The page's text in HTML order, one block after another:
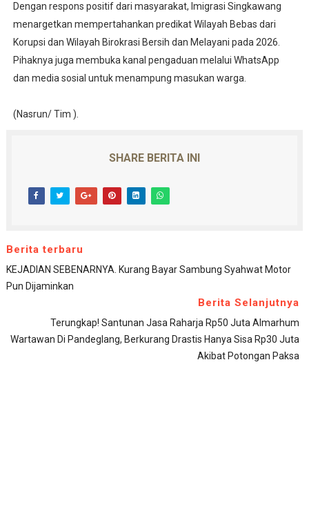
Dengan respons positif dari masyarakat, Imigrasi Singkawang
menargetkan mempertahankan predikat Wilayah Bebas dari
Korupsi dan Wilayah Birokrasi Bersih dan Melayani pada 2026.
Pihaknya juga membuka kanal pengaduan melalui WhatsApp
dan media sosial untuk menampung masukan warga.
(Nasrun/ Tim ).
SHARE BERITA INI
Berita terbaru
KEJADIAN SEBENARNYA. Kurang Bayar Sambung Syahwat Motor
Pun Dijaminkan
Berita Selanjutnya
Terungkap! Santunan Jasa Raharja Rp50 Juta Almarhum
Wartawan Di Pandeglang, Berkurang Drastis Hanya Sisa Rp30 Juta
Akibat Potongan Paksa